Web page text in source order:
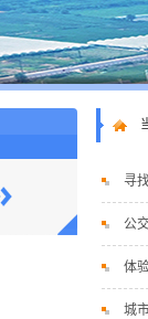
寻
公
体
城